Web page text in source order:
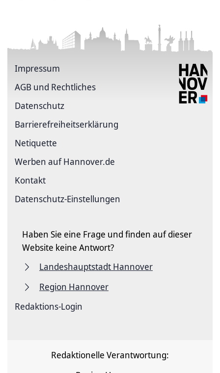
Impressum
AGB und Rechtliches
Datenschutz
Barriere­freiheits­erklärung
Netiquette
Werben auf Hannover.de
Kontakt
Datenschutz-Einstellungen
Haben Sie eine Frage und finden auf dieser
Website keine Antwort?
Landeshauptstadt Hannover
Region Hannover
Redaktions-Login
Redaktionelle Verantwortung: